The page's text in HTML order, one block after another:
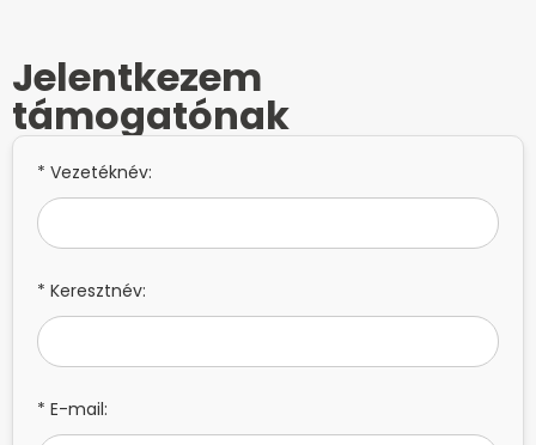
Jelentkezem
támogatónak
* Vezetéknév:
* Keresztnév:
* E-mail: